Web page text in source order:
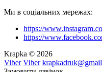
Ми в соціальних мережах:
https://
https://
Krapka © 2026
Viber Viber